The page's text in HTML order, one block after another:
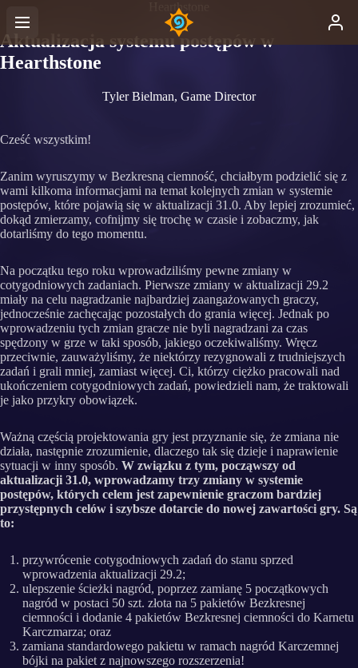
Hearthstone
Aktualizacja systemu postępów w
Hearthstone
Tyler Bielman, Game Director
Cześć wszystkim!
Zanim wyruszymy w Bezkresną ciemność, chciałbym podzielić się z
wami kilkoma informacjami na temat kolejnych zmian w systemie
postępów, które pojawią się w aktualizacji 31.0. Aby lepiej zrozumieć,
dokąd zmierzamy, cofnijmy się trochę w czasie i zobaczmy, jak
dotarliśmy do tego momentu.
Na początku tego roku wprowadziliśmy pewne zmiany w
cotygodniowych zadaniach. Pierwsze zmiany w aktualizacji 29.2
miały na celu nagradzanie najbardziej zaangażowanych graczy,
jednocześnie zachęcając pozostałych do grania więcej. Jednak po
wprowadzeniu tych zmian gracze nie byli nagradzani za czas
spędzony w grze w taki sposób, jakiego oczekiwaliśmy. Wręcz
przeciwnie, zauważyliśmy, że niektórzy rezygnowali z trudniejszych
zadań i grali mniej, zamiast więcej. Ci, którzy ciężko pracowali nad
ukończeniem cotygodniowych zadań, powiedzieli nam, że traktowali
je jako przykry obowiązek.
Ważną częścią projektowania gry jest przyznanie się, że zmiana nie
działa, następnie zrozumienie, dlaczego tak się dzieje i naprawienie
sytuacji w inny sposób. W związku z tym, począwszy od
aktualizacji 31.0, wprowadzamy trzy zmiany w systemie
postępów, których celem jest zapewnienie graczom bardziej
przystępnych celów i szybsze dotarcie do nowej zawartości gry. Są
to:
przywrócenie cotygodniowych zadań do stanu sprzed
wprowadzenia aktualizacji 29.2;
ulepszenie ścieżki nagród, poprzez zamianę 5 początkowych
nagród w postaci 50 szt. złota na 5 pakietów Bezkresnej
ciemności i dodanie 4 pakietów Bezkresnej ciemności do Karnetu
Karczmarza; oraz
zamiana standardowego pakietu w ramach nagród Karczemnej
bójki na pakiet z najnowszego rozszerzenia!